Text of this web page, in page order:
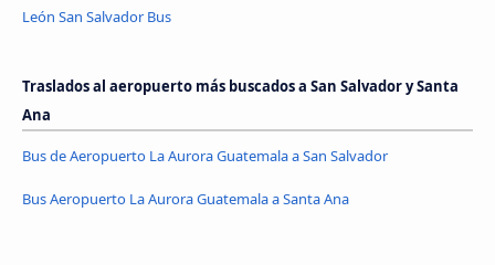
León San Salvador Bus
Traslados al aeropuerto más buscados a San Salvador y Santa
Ana
Bus de Aeropuerto La Aurora Guatemala a San Salvador
Bus Aeropuerto La Aurora Guatemala a Santa Ana